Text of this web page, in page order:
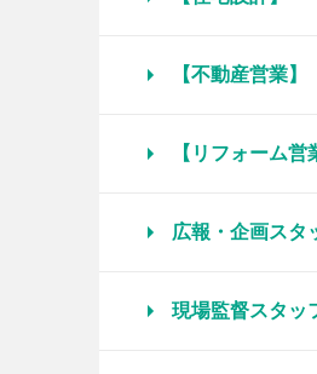
【不動産営業
【リフォーム
広報・企画スタ
現場監督スタッ